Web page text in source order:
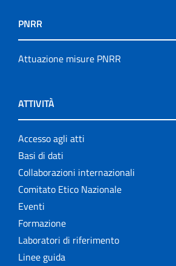
PNRR
Attuazione misure PNRR
ATTIVITÀ
Accesso agli atti
Basi di dati
Collaborazioni internazionali
Comitato Etico Nazionale
Eventi
Formazione
Laboratori di riferimento
Linee guida